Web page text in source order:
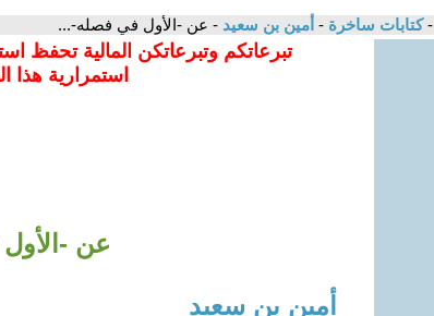
-كتابات ساخرة - أمين بن سعيد - عن -الأول في فصله-...
تبرعاتكم وتبرعاتكن المالية تحفظ
استمرارية هذا
عن -
أمين بن سعيد